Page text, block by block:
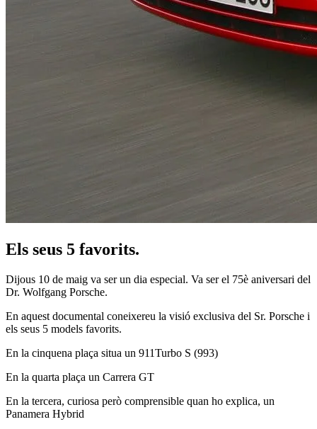
Els seus 5 favorits.
Dijous 10 de maig va ser un dia especial. Va ser el 75è aniversari del
Dr. Wolfgang Porsche.
En aquest documental coneixereu la visió exclusiva del Sr. Porsche i
els seus 5 models favorits.
En la cinquena plaça situa un 911Turbo S (993)
En la quarta plaça un Carrera GT
En la tercera, curiosa però comprensible quan ho explica, un
Panamera Hybrid